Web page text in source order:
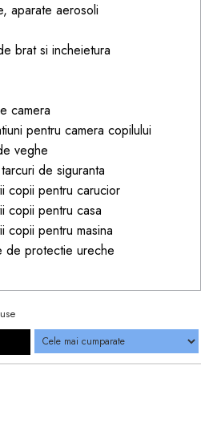
aparate aerosoli
brat si incheietura
camera
pentru camera copilului
veghe
de siguranta
copii pentru carucior
copii pentru casa
copii pentru masina
de protectie ureche